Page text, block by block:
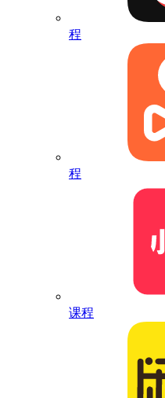
程
程
课程